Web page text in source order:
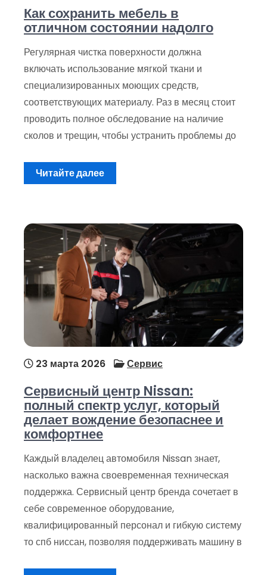
Как сохранить мебель в
отличном состоянии надолго
Регулярная чистка поверхности должна
включать использование мягкой ткани и
специализированных моющих средств,
соответствующих материалу. Раз в месяц стоит
проводить полное обследование на наличие
сколов и трещин, чтобы устранить проблемы до
Читайте далее
23 марта 2026 Сервис
Сервисный центр Nissan:
полный спектр услуг, который
делает вождение безопаснее и
комфортнее
Каждый владелец автомобиля Nissan знает,
насколько важна своевременная техническая
поддержка. Сервисный центр бренда сочетает в
себе современное оборудование,
квалифицированный персонал и гибкую систему
то спб ниссан, позволяя поддерживать машину в